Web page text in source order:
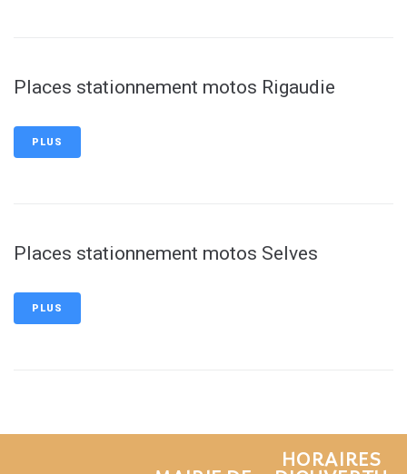
Places stationnement motos Rigaudie
PLUS
Places stationnement motos Selves
PLUS
HORAIRES